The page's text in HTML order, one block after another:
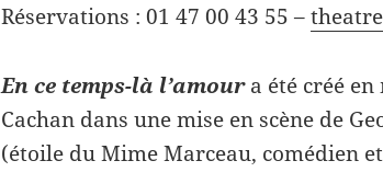
Réservations : 01 47 00 43 55 –
En ce temps-là l’amoura été créé en
Cachan dans une mise en scène de
(étoile du Mime Marceau, comédien